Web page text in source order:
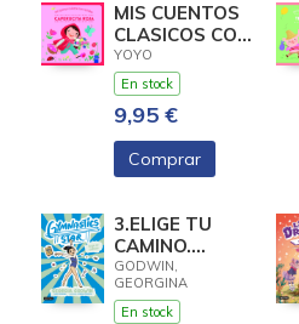
MIS CUENTOS
CLASICOS CON
TEXTURAS.
CAPERUCITA
ROJA
YOYO
En stock
9,95 €
Comprar
3.ELIGE TU
CAMINO.
(GYMNASTICS
STAR)
GODWIN,
GEORGINA
En stock